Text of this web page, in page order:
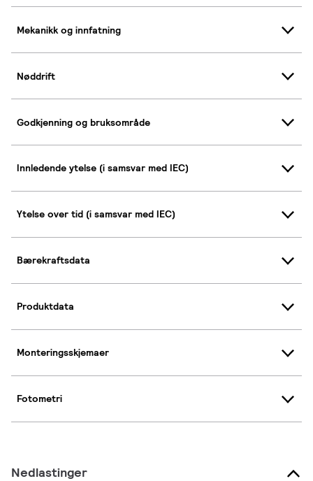
Mekanikk og innfatning
Nøddrift
Godkjenning og bruksområde
Innledende ytelse (i samsvar med IEC)
Ytelse over tid (i samsvar med IEC)
Bærekraftsdata
Produktdata
Monteringsskjemaer
Fotometri
Nedlastinger